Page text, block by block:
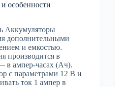
особенности
Аккумуляторы
дополнительными
и емкостью.
производится в
в ампер-часах (Ач).
с параметрами 12 В и
ток 1 ампер в